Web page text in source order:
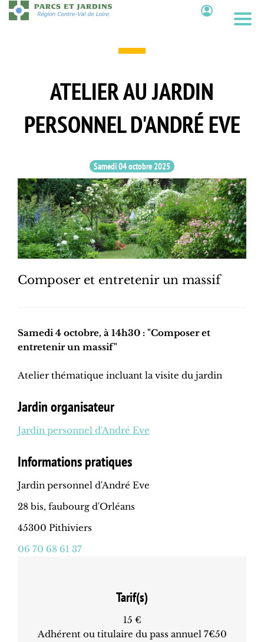
Aller
au
ATELIER AU JARDIN
PERSONNEL D'ANDRÉ EVE
Samedi 04 octobre 2025
Composer et entretenir un massif
Samedi 4 octobre, à 14h30 : "Composer et
entretenir un massif"
Atelier thématique incluant la visite du jardin
Jardin organisateur
Jardin personnel d'André Eve
Informations pratiques
Jardin personnel d'André Eve
28 bis, faubourg d'Orléans
45300 Pithiviers
06 70 68 61 37
Tarif(s)
15 €
Adhérent ou titulaire du pass annuel 7€50